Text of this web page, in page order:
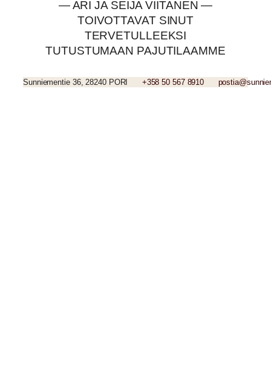
— ARI JA SEIJA VIITANEN —
TOIVOTTAVAT SINUT
TERVETULLEEKSI
TUTUSTUMAAN PAJUTILAAMME
Sunniementie 36, 28240 PORI +358 50 567 8910